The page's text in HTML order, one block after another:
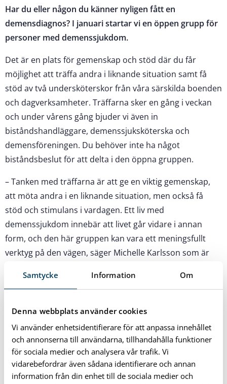
Samtycke Information Om
Denna webbplats använder cookies
Vi använder enhetsidentifierare för att anpassa innehållet
och annonserna till användarna, tillhandahålla funktioner
för sociala medier och analysera vår trafik. Vi
vidarebefordrar även sådana identifierare och annan
information från din enhet till de sociala medier och
Har du eller någon du känner nyligen fått en
demensdiagnos? I januari startar vi en öppen grupp för
personer med demenssjukdom.
Det är en plats för gemenskap och stöd där du får
möjlighet att träffa andra i liknande situation samt få
stöd av två undersköterskor från våra särskilda boenden
och dagverksamheter. Träffarna sker en gång i veckan
och under vårens gång bjuder vi även in
biståndshandläggare, demenssjuksköterska och
demensföreningen. Du behöver inte ha något
biståndsbeslut för att delta i den öppna gruppen.
– Tanken med träffarna är att ge en viktig gemenskap,
att möta andra i en liknande situation, men också få
stöd och stimulans i vardagen. Ett liv med
demenssjukdom innebär att livet går vidare i annan
form, och den här gruppen kan vara ett meningsfullt
verktyg på den vägen, säger Michelle Karlsson som är
Det krävs ingen föranmälan och du behöver inte delta
bjuder självklart på kaffe!
Första träffen är torsdag den 30 januari 2025 och
fortsätter därefter samma tid, fast på onsdagar.
Tid: 10:00-12:00